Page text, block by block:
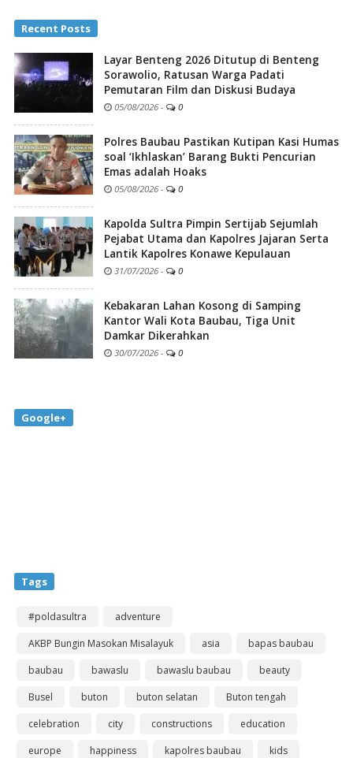
Recent Posts
Layar Benteng 2026 Ditutup di Benteng
Sorawolio, Ratusan Warga Padati
Pemutaran Film dan Diskusi Budaya
05/08/2026 - 0
Polres Baubau Pastikan Kutipan Kasi Humas
soal ‘Ikhlaskan’ Barang Bukti Pencurian
Emas adalah Hoaks
05/08/2026 - 0
Kapolda Sultra Pimpin Sertijab Sejumlah
Pejabat Utama dan Kapolres Jajaran Serta
Lantik Kapolres Konawe Kepulauan
31/07/2026 - 0
Kebakaran Lahan Kosong di Samping
Kantor Wali Kota Baubau, Tiga Unit
Damkar Dikerahkan
30/07/2026 - 0
Google+
Tags
#poldasultra
adventure
AKBP Bungin Masokan Misalayuk
asia
bapas baubau
baubau
bawaslu bawaslu baubau
beauty
Busel
buton buton selatan
Buton tengah
celebration
city constructions
education
europe
happiness kapolres baubau
kids